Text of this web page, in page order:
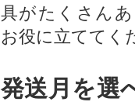
具がたくさん
お役に立ててく
発送月を選